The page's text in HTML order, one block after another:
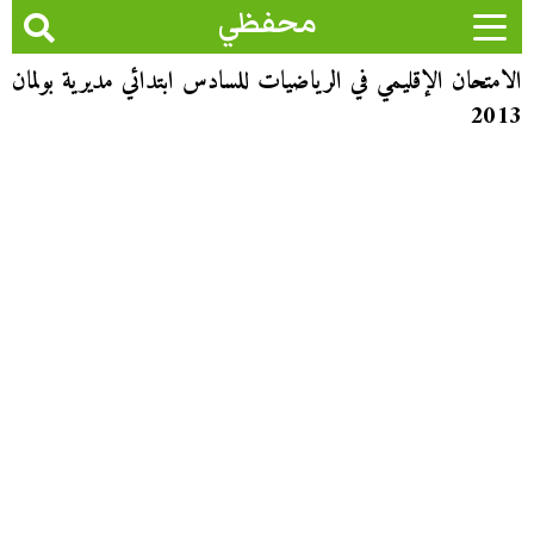
محفظي
الامتحان الإقليمي في الرياضيات للسادس ابتدائي مديرية بولمان
2013